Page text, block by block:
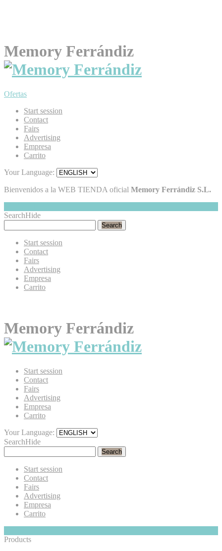
Memory Ferrándiz
Ofertas
Start session
Contact
Fairs
Advertising
Empresa
Carrito
Your Language:
Bienvenidos a la WEB TIENDA oficial Memory Ferrándiz S.L.
SearchHide
Search
Start session
Contact
Fairs
Advertising
Empresa
Carrito
Memory Ferrándiz
Start session
Contact
Fairs
Advertising
Empresa
Carrito
Your Language:
SearchHide
Search
Start session
Contact
Fairs
Advertising
Empresa
Carrito
Products